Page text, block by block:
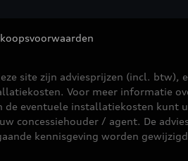
site zijn adviesprijzen (incl. btw),
Voor meer informatie
de eventuele installatiekosten kunt
concessiehouder / agent. De
kennisgeving worden